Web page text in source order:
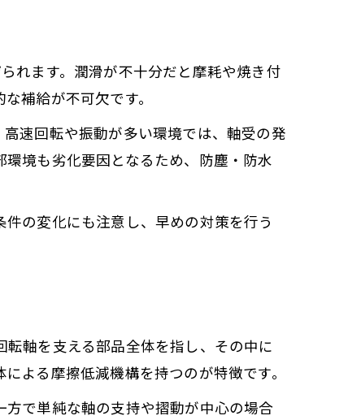
れます。潤滑が不十分だと摩耗や焼き付
補給が不可欠です。
速回転や振動が多い環境では、軸受の発
境も劣化要因となるため、防塵・防水
の変化にも注意し、早めの対策を行う
軸を支える部品全体を指し、その中に
よる摩擦低減機構を持つのが特徴です。
で単純な軸の支持や摺動が中心の場合